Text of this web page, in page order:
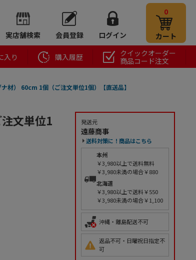
実店舗検索 会員登録 ログイン
0
カート
入り 購入履歴
クイックオーダー
商品コード注文
材） 60cm 1個（ご注文単位1個）【直送品】
文単位1
発送元
遠藤商事
送料対策に！商品はこちら
本州
￥3,980以上で送料無料
￥3,980未満の場合￥880
北海道
￥3,980以上で送料￥550
￥3,980未満の場合￥1,100
沖縄・離島配送不可
返品不可・日曜祝日指定不
可